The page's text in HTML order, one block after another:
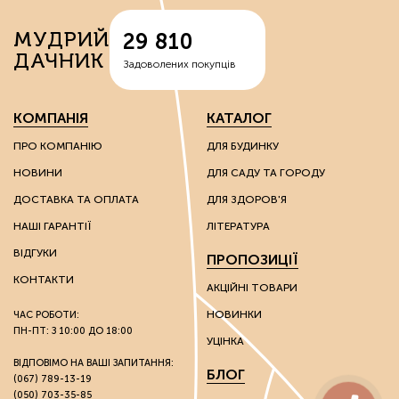
вермикуліти — відходи руди, що володіють здатністю
спершу накопичувати вологу, а потім поступово
вивільняти її;
перліти – сполуки вулканічного походження, що
надають вологоутримуючі властивості субстратам;
діатоміти – багаті на кварц сполуки, які
використовують для покращення властивостей
надлегких ґрунтів.
Ці речовини мають каталітичні та іонообмінні
властивості, завдяки яким можна впливати на хімічні
Грунтополіпшувачі використовують без обмежень на
вид культури: вони однаково гарні як для плодоносних
культур, так і для пальм та інших екзотів.
Стимулятори росту
Розвиток культур багато в чому залежить від зовнішніх
факторів. Через несприятливі погодні умови на ранніх
МУДРИЙ
ДАЧНИК
29 810
Задоволених покупців
КОМПАНІЯ
ПРО КОМПАНІЮ
НОВИНИ
ДОСТАВКА ТА ОПЛАТА
НАШІ ГАРАНТІЇ
ВІДГУКИ
КОНТАКТИ
ЧАС РОБОТИ:
ПН-ПТ: З 10:00 ДО 18:00
ВІДПОВІМО НА ВАШІ ЗАПИТАННЯ:
(067) 789-13-19
(050) 703-35-85
КАТАЛОГ
ДЛЯ БУДИНКУ
ДЛЯ САДУ ТА ГОРОДУ
ДЛЯ ЗДОРОВ'Я
ЛІТЕРАТУРА
ПРОПОЗИЦІЇ
АКЦІЙНІ ТОВАРИ
НОВИНКИ
УЦІНКА
БЛОГ